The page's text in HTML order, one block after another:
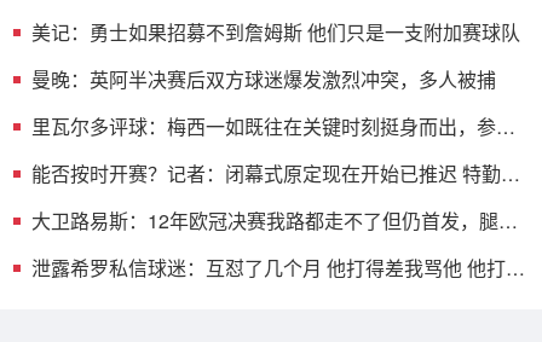
美记：勇士如果招募不到詹姆斯 他们只是一支附加赛球队
曼晚：英阿半决赛后双方球迷爆发激烈冲突，多人被捕
里瓦尔多评球：梅西一如既往在关键时刻挺身而出，参与
能否按时开赛？记者：闭幕式原定现在开始已推迟 特勤处
大卫路易斯：12年欧冠决赛我路都走不了但仍首发，腿断
泄露希罗私信球迷：互怼了几个月 他打得差我骂他 他打得